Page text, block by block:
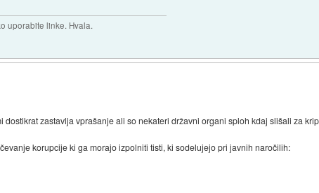
uporabite linke. Hvala.
dostikrat zastavlja vprašanje ali so nekateri državni organi sploh kdaj slišali za
korupcije ki ga morajo izpolniti tisti, ki sodelujejo pri javnih naročilih: